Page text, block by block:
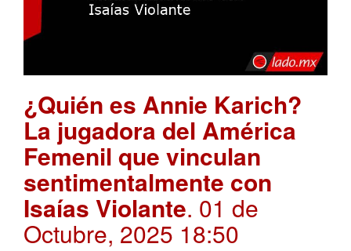
¿Quién es Annie Karich?
La jugadora del América
Femenil que vinculan
sentimentalmente con
Isaías Violante. 01 de
Octubre, 2025 18:50